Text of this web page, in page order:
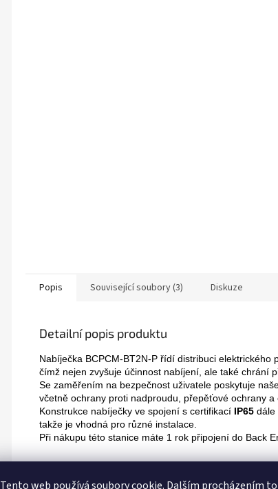
Tento web používá soubory cookie. Dalším procházením
Popis Související soubory (3) Diskuze
Detailní popis produktu
Nabíječka BCPCM-BT2N-P řídí distribuci elektrického
čímž nejen zvyšuje účinnost nabíjení, ale také chrání
Se zaměřením na bezpečnost uživatele poskytuje
včetně ochrany proti nadproudu, přepěťové ochrany a
Konstrukce nabíječky ve spojení s certifikací IP65 dále
takže je vhodná pro různé instalace.
Při nákupu této stanice máte 1 rok připojení do Back